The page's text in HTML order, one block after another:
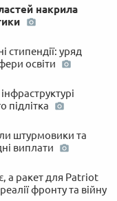
накрила
стипендії: уряд
освіти
підлітка
штурмовики та
виплати
а ракет для Patriot
фронту та війну